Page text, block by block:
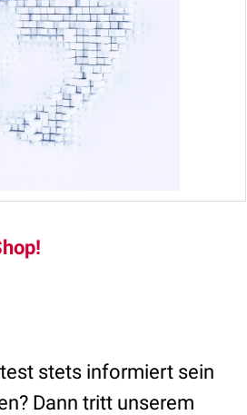
stets informiert sein
Dann tritt unserem